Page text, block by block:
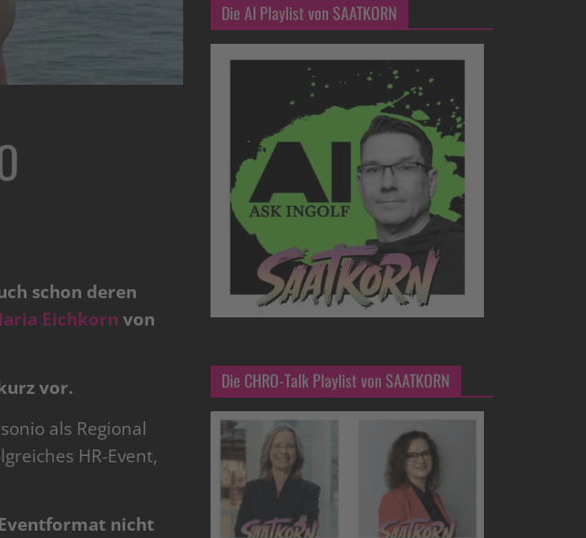
schon deren
Eichkorn von
vor.
als Regional
HR-Event,
Eventformat nicht
Die AI Playlist von SAATKORN
Die CHRO-Talk Playlist von SAATKORN